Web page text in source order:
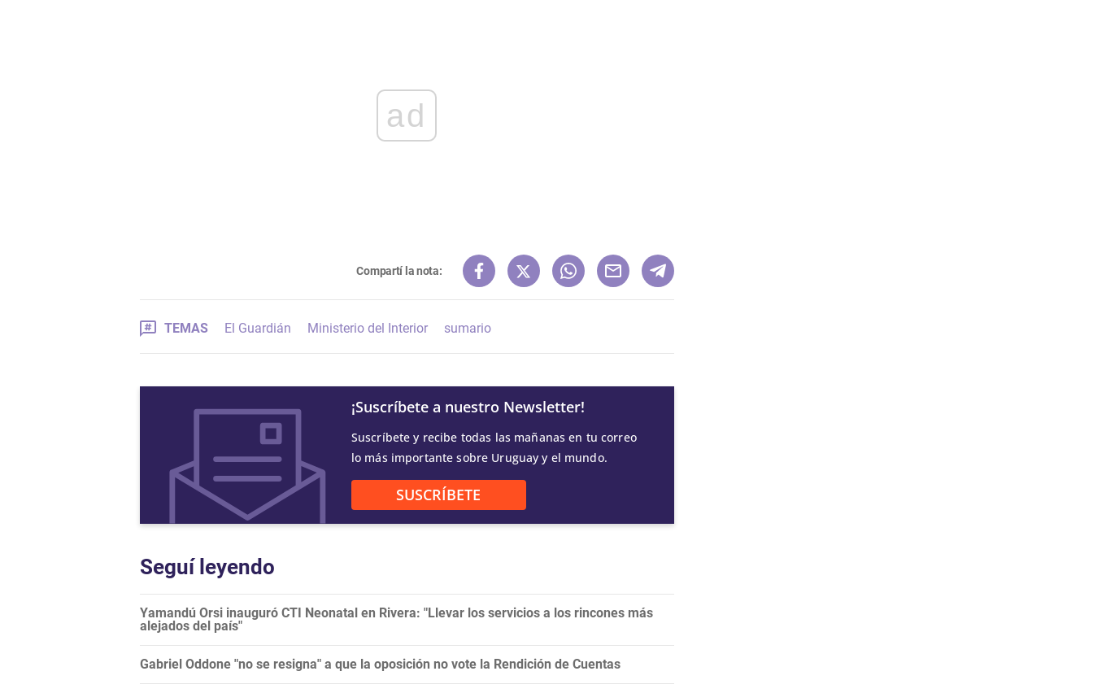
ad
Compartí la nota:
TEMAS El Guardián Ministerio del Interior sumario
¡Suscríbete a nuestro Newsletter!
Suscríbete y recibe todas las mañanas en tu correo
lo más importante sobre Uruguay y el mundo.
SUSCRÍBETE
Seguí leyendo
Yamandú Orsi inauguró CTI Neonatal en Rivera: "Llevar los servicios a los rincones más
alejados del país"
Gabriel Oddone "no se resigna" a que la oposición no vote la Rendición de Cuentas